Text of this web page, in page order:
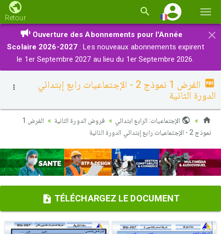
la
Retour
×
Ouverture des Abonnements pour l'Année
Scolaire 2026-2027 : Les nouveaux abonnements expirent
le 1er Septembre 2027 au lieu du 1er Septembre 2026.
الفرض 1 نموذج 2 - الإجتماعيات رابع إبتدائي
الدورة الثانية
الإجتماعيات: الرابع ابتدائي فروض الدورة الثانية
الفرض 1
نموذج 2 - الإجتماعيات رابع إبتدائي الدورة الثانية
TÉLÉCHARGEZ LE DOCUMENT